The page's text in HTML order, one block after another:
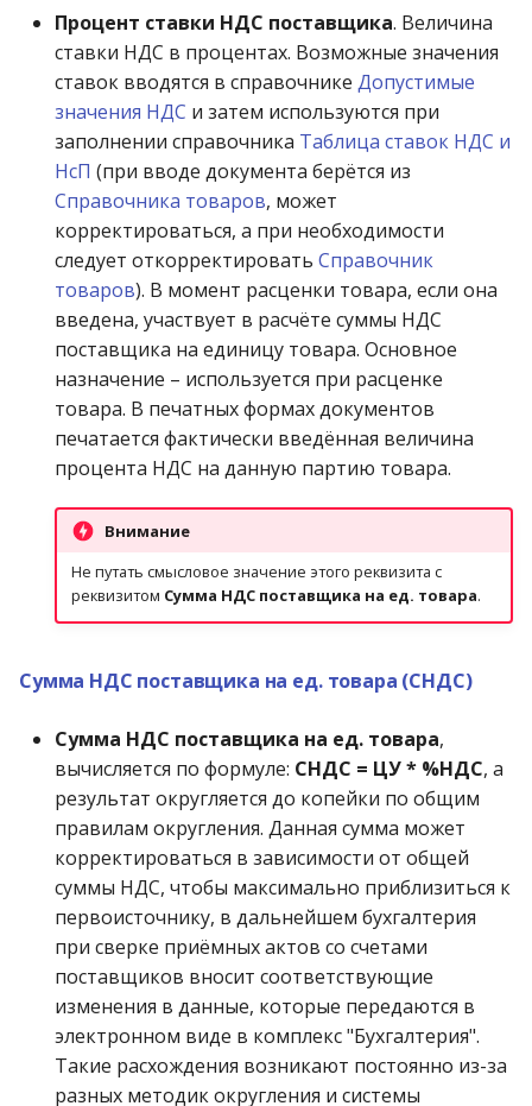
Процент ставки НДС поставщика. Величина
ставки НДС в процентах. Возможные значения
ставок вводятся в справочнике Допустимые
значения НДС и затем используются при
заполнении справочника Таблица ставок НДС и
НсП (при вводе документа берётся из
Справочника товаров, может
корректироваться, а при необходимости
следует откорректировать Справочник
товаров). В момент расценки товара, если она
введена, участвует в расчёте суммы НДС
поставщика на единицу товара. Основное
назначение – используется при расценке
товара. В печатных формах документов
печатается фактически введённая величина
процента НДС на данную партию товара.
Внимание
Не путать смысловое значение этого реквизита с
реквизитом Сумма НДС поставщика на ед. товара.
Сумма НДС поставщика на ед. товара (СНДС)
Сумма НДС поставщика на ед. товара,
вычисляется по формуле: СНДС = ЦУ * %НДС, а
результат округляется до копейки по общим
правилам округления. Данная сумма может
корректироваться в зависимости от общей
суммы НДС, чтобы максимально приблизиться к
первоисточнику, в дальнейшем бухгалтерия
при сверке приёмных актов со счетами
поставщиков вносит соответствующие
изменения в данные, которые передаются в
электронном виде в комплекс "Бухгалтерия".
Такие расхождения возникают постоянно из-за
разных методик округления и системы